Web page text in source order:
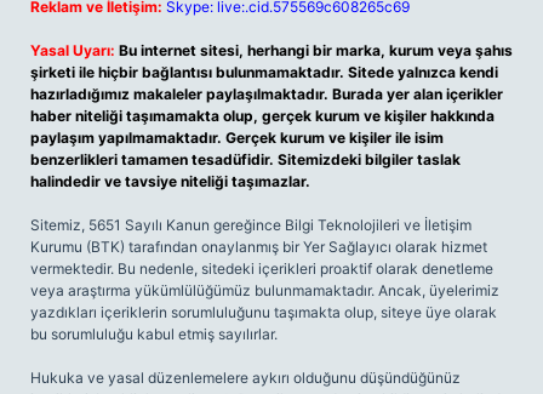
Reklam ve İletişim: Skype: live:.cid.575569c608265c69
Yasal Uyarı: Bu internet sitesi, herhangi bir marka, kurum veya şahıs
şirketi ile hiçbir bağlantısı bulunmamaktadır. Sitede yalnızca kendi
hazırladığımız makaleler paylaşılmaktadır. Burada yer alan içerikler
haber niteliği taşımamakta olup, gerçek kurum ve kişiler hakkında
paylaşım yapılmamaktadır. Gerçek kurum ve kişiler ile isim
benzerlikleri tamamen tesadüfidir. Sitemizdeki bilgiler taslak
halindedir ve tavsiye niteliği taşımazlar.
Sitemiz, 5651 Sayılı Kanun gereğince Bilgi Teknolojileri ve İletişim
Kurumu (BTK) tarafından onaylanmış bir Yer Sağlayıcı olarak hizmet
vermektedir. Bu nedenle, sitedeki içerikleri proaktif olarak denetleme
veya araştırma yükümlülüğümüz bulunmamaktadır. Ancak, üyelerimiz
yazdıkları içeriklerin sorumluluğunu taşımakta olup, siteye üye olarak
bu sorumluluğu kabul etmiş sayılırlar.
Hukuka ve yasal düzenlemelere aykırı olduğunu düşündüğünüz